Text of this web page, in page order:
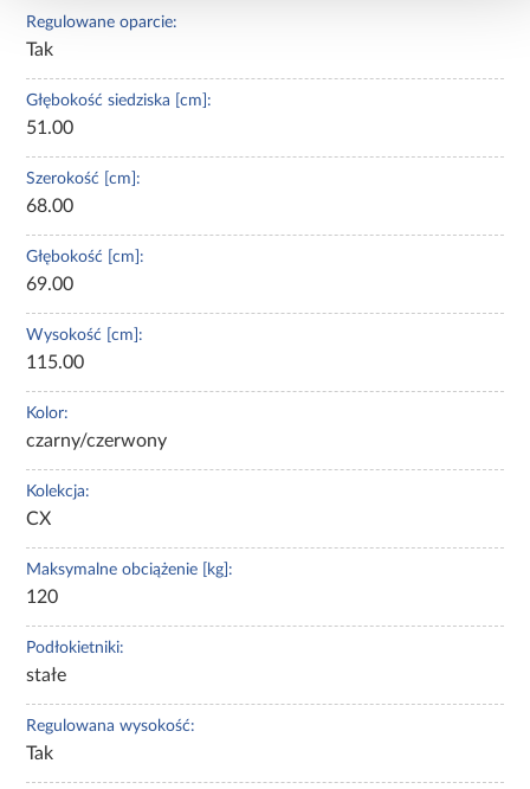
Regulowane oparcie:
Tak
Głębokość siedziska [cm]:
51.00
Szerokość [cm]:
68.00
Głębokość [cm]:
69.00
Wysokość [cm]:
115.00
Kolor:
czarny/czerwony
Kolekcja:
CX
Maksymalne obciążenie [kg]:
120
Podłokietniki:
stałe
Regulowana wysokość:
Tak